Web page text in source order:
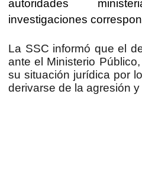
autoridades
investigaciones
La SSC informó que el
ante el Ministerio
su situación jurídica por
derivarse de la agresión